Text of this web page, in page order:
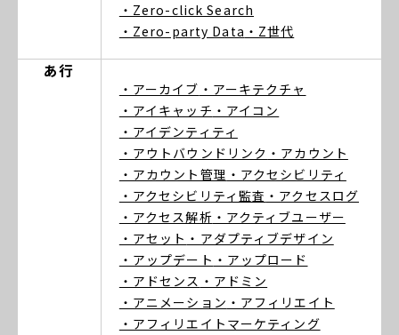
・Zero-click Search
・Zero-party Data ・Z世代
あ行
・アーカイブ ・アーキテクチャ
・アイキャッチ ・アイコン
・アイデンティティ
・アウトバウンドリンク ・アカウント
・アカウント管理 ・アクセシビリティ
・アクセシビリティ監査 ・アクセスログ
・アクセス解析 ・アクティブユーザー
・アセット ・アダプティブデザイン
・アップデート ・アップロード
・アドセンス ・アドミン
・アニメーション ・アフィリエイト
・アフィリエイトマーケティング